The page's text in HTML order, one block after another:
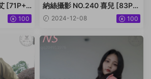
[71P+7
100
納絲攝影 NO.240 喜兒 [83P+
375M]
2024-12-08 100